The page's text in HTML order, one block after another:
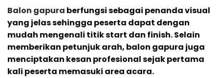
Balon gapura berfungsi sebagai penanda visual
yang jelas sehingga peserta dapat dengan
mudah mengenali titik start dan finish. Selain
memberikan petunjuk arah, balon gapura juga
menciptakan kesan profesional sejak pertama
kali peserta memasuki area acara.